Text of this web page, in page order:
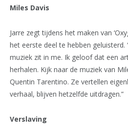
Miles Davis
Jarre zegt tijdens het maken van
het eerste deel te hebben geluisterd.
muziek zit in me. Ik geloof dat een
herhalen. Kijk naar de muziek van
Quentin Tarentino. Ze vertellen
verhaal, blijven hetzelfde uitdragen.”
Verslaving